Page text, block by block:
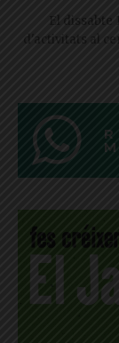
El dissabte
d'activitats al